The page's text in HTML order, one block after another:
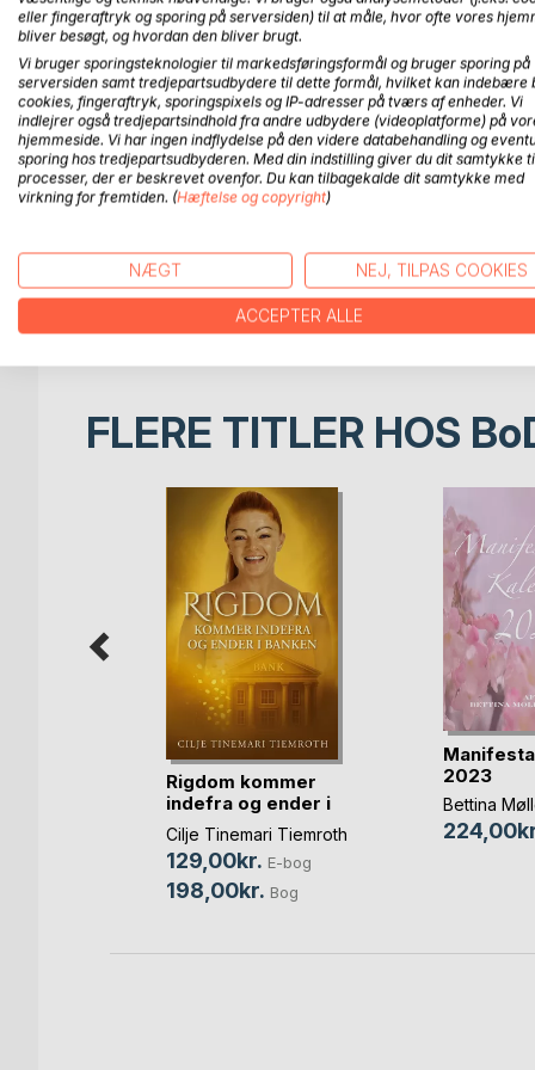
Mandens alkoholmisbrug hærger familien, og
hjælp? Hvorfor flakker hendes familie rundt i
Mønsterbrud i alkoholfamilier er til dig, som er
bogen får du et råt og usminket kig ind bag
fortællinger fra virkelige hændelser deler Bettina
deres tanker, drømme, frygt og forbehold.
Hvert kapitel afslutter med helt konkrete
barnets adfærd, forældrenes skam, traumer i
Ønsket med bogen er, at vi som fagfolk bliver
kan vi hjælpe flere til selvhjælp og bane vejen for
FLERE TITLER HOS
Rigdom kommer
indefra og ender i
banken
Cilje Tinemari Tiemroth
129,00kr. E-bog
198,00kr. Bog
2023
Bettina
eller fingeraftryk og sporing på serversiden) til at måle, hvor ofte vores
bliver besøgt, og hvordan den bliver brugt.
Vi bruger sporingsteknologier til markedsføringsformål og bruger sporing på
serversiden samt tredjepartsudbydere til dette formål, hvilket kan indebære
cookies, fingeraftryk, sporingspixels og IP-adresser på tværs af enheder. Vi
indlejrer også tredjepartsindhold fra andre udbydere (videoplatforme) på
hjemmeside. Vi har ingen indflydelse på den videre databehandling og
sporing hos tredjepartsudbyderen. Med din indstilling giver du dit samtykke
processer, der er beskrevet ovenfor. Du kan tilbagekalde dit samtykke med
virkning for fremtiden. (Hæftelse og copyright)
NÆGT NEJ, TILPAS COOKIES
ACCEPTER ALLE